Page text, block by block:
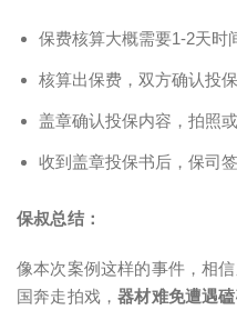
保费核算大概需要1-2天时
核算出保费，双方确认投
盖章确认投保内容，拍照
收到盖章投保书后，保司签
保叔总结：
像本次案例这样的事件，相
国奔走拍戏，器材难免遭遇